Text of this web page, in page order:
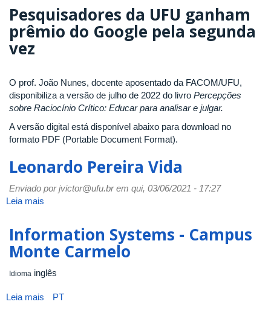
Ramos
Tinoco
Pesquisadores da UFU ganham
prêmio do Google pela segunda
vez
O prof. João Nunes, docente aposentado da FACOM/UFU,
disponibiliza a versão de julho de 2022 do livro Percepções
sobre Raciocínio Crítico: Educar para analisar e julgar.
A versão digital está disponível abaixo para download no
formato PDF (Portable Document Format).
Leonardo Pereira Vida
Enviado porjvictor@ufu.brem qui, 03/06/2021 - 17:27
Leia mais
Vida
Information Systems - Campus
Monte Carmelo
Idioma inglês
Leia mais sobre
PT